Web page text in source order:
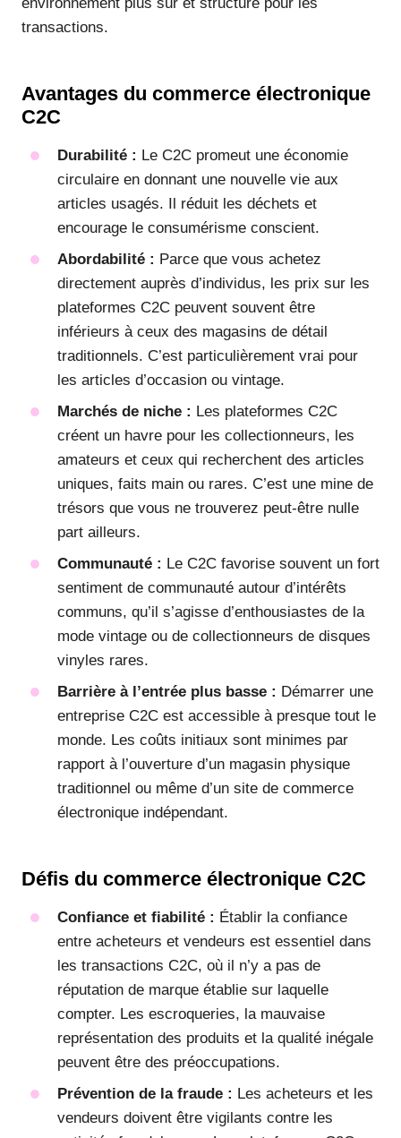
transactions.
Avantages du commerce électronique
C2C
Durabilité : Le C2C promeut une économie
circulaire en donnant une nouvelle vie aux
articles usagés. Il réduit les déchets et
encourage le consumérisme conscient.
Abordabilité : Parce que vous achetez
directement auprès d’individus, les prix sur les
plateformes C2C peuvent souvent être
inférieurs à ceux des magasins de détail
traditionnels. C’est particulièrement vrai pour
les articles d’occasion ou vintage.
Marchés de niche : Les plateformes C2C
créent un havre pour les collectionneurs, les
amateurs et ceux qui recherchent des articles
uniques, faits main ou rares. C’est une mine de
trésors que vous ne trouverez peut-être nulle
part ailleurs.
Communauté : Le C2C favorise souvent un fort
sentiment de communauté autour d’intérêts
communs, qu’il s’agisse d’enthousiastes de la
mode vintage ou de collectionneurs de disques
vinyles rares.
Barrière à l’entrée plus basse : Démarrer une
entreprise C2C est accessible à presque tout le
monde. Les coûts initiaux sont minimes par
rapport à l’ouverture d’un magasin physique
traditionnel ou même d’un site de commerce
électronique indépendant.
Défis du commerce électronique C2C
Confiance et fiabilité : Établir la confiance
entre acheteurs et vendeurs est essentiel dans
les transactions C2C, où il n’y a pas de
réputation de marque établie sur laquelle
compter. Les escroqueries, la mauvaise
représentation des produits et la qualité inégale
peuvent être des préoccupations.
Prévention de la fraude : Les acheteurs et les
vendeurs doivent être vigilants contre les